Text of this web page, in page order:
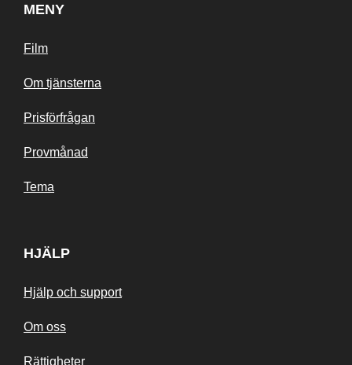
MENY
Film
Om tjänsterna
Prisförfrågan
Provmånad
Tema
HJÄLP
Hjälp och support
Om oss
Rättigheter